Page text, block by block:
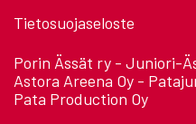
Tietosuojaseloste
Porin Ässät ry - Juniori-
Astora Areena Oy -
Pata Production Oy